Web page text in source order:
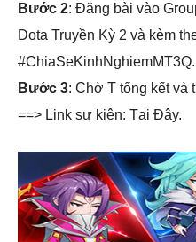
Bước 2: Đăng bài vào
Dota Truyền Kỳ 2 và kèm
#ChiaSeKinhNghiemMT3Q.
Bước 3: Chờ T tổng kết và
==> Link sự kiện: Tại Đây.